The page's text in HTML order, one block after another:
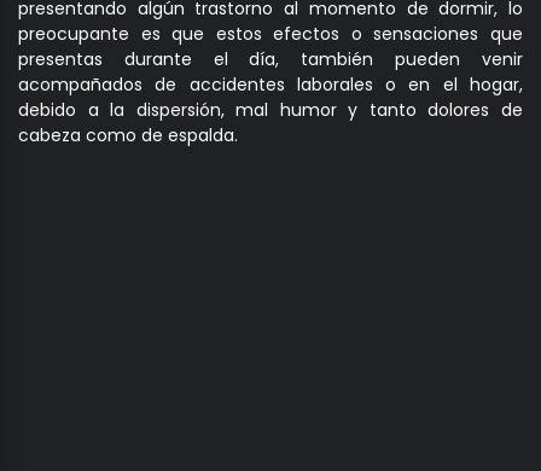
presentando algún trastorno al momento de dormir, lo
preocupante es que estos efectos o sensaciones que
presentas durante el día, también pueden venir
acompañados de accidentes laborales o en el hogar,
debido a la dispersión, mal humor y tanto dolores de
cabeza como de espalda.